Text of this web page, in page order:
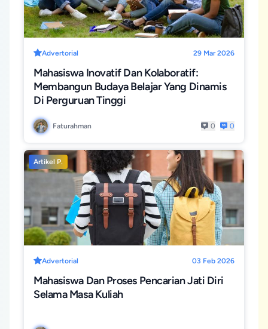
Advertorial 29 Mar 2026
Mahasiswa Inovatif Dan Kolaboratif:
Membangun Budaya Belajar Yang Dinamis
Di Perguruan Tinggi
Faturahman 0 0
Artikel P.
Advertorial 03 Feb 2026
Mahasiswa Dan Proses Pencarian Jati Diri
Selama Masa Kuliah